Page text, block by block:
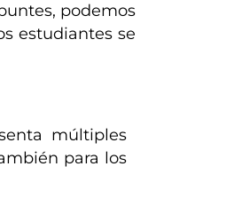
podemos
estudiantes se
múltiples
para los